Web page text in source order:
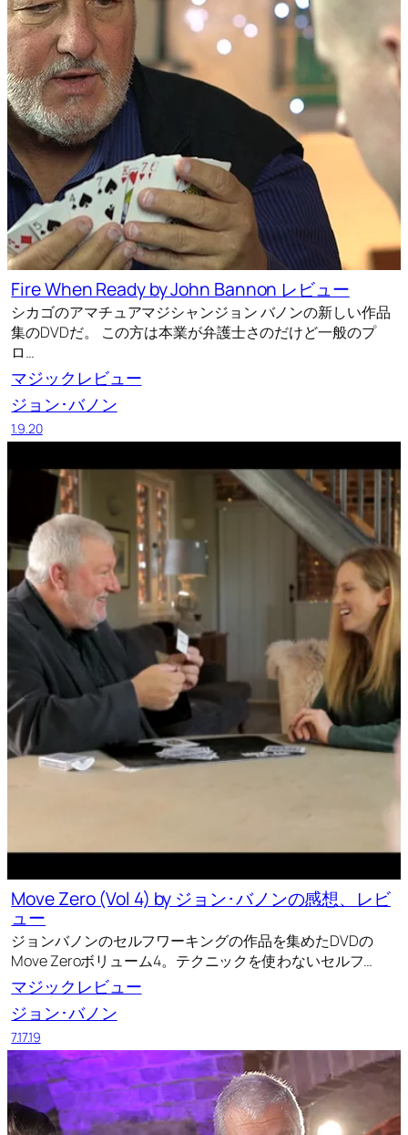
Fire When Ready by John Bannon レビュー
シカゴのアマチュアマジシャンジョン バノンの新しい作品
集のDVDだ。 この方は本業が弁護士さのだけど一般のプ
ロ…
マジックレビュー
ジョン･バノン
1.9.20
Move Zero (Vol 4) by ジョン･バノンの感想、レビ
ュー
ジョンバノンのセルフワーキングの作品を集めたDVDの
Move Zeroボリューム4。テクニックを使わないセルフ…
マジックレビュー
ジョン･バノン
7.17.19